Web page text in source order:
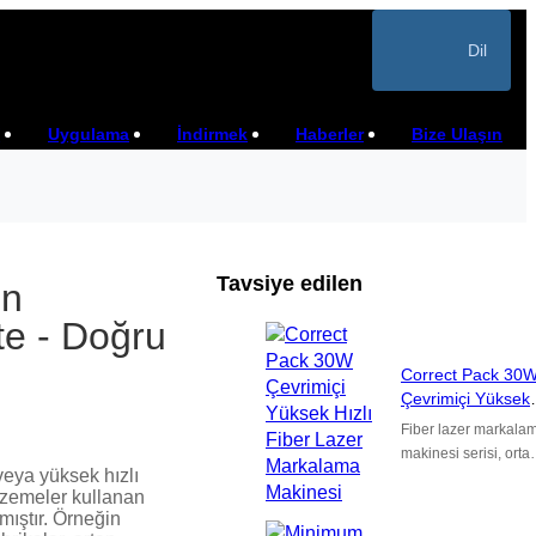
Dil
Uygulama İndirmek Haberler Bize Ulaşın
- Doğru
yüksek hızlı
kullanan
Örneğin
Tavsiye edilen
Correct Pack
Çevrimiçi Yüksek
Hızlı Fiber Lazer
Markalama
Fiber lazer
makinesi serisi, orta